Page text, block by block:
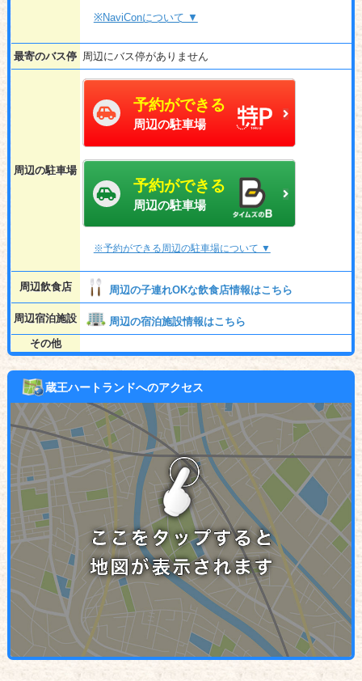
※NaviConについて ▼
最寄のバス停 周辺にバス停がありません
周辺の駐車場
予約ができる
周辺の駐車場
予約ができる
周辺の駐車場
※予約ができる周辺の駐車場について ▼
周辺飲食店 周辺の子連れOKな飲食店情報はこちら
周辺宿泊施設
周辺の宿泊施設情報はこちら
その他
蔵王ハートランドへのアクセス